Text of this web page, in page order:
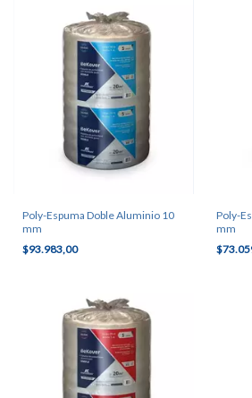
Poly-Espuma Doble Aluminio 10
mm
$93.983,00
Poly-
mm